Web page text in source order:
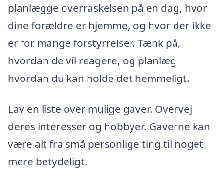
planlægge overraskelsen på en dag, hvor
dine forældre er hjemme, og hvor der ikke
er for mange forstyrrelser. Tænk på,
hvordan de vil reagere, og planlæg
hvordan du kan holde det hemmeligt.
Lav en liste over mulige gaver. Overvej
deres interesser og hobbyer. Gaverne kan
være alt fra små personlige ting til noget
mere betydeligt.